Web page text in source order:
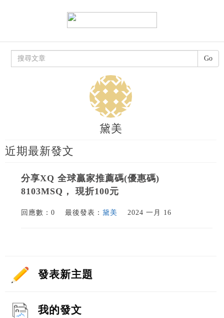
黛美
近期最新發文
分享XQ 全球贏家推薦碼(優惠碼)
8103MSQ， 現折100元
回應數：0 最後發表： 黛美 2024 一月 16
Go
發表新主題
我的發文